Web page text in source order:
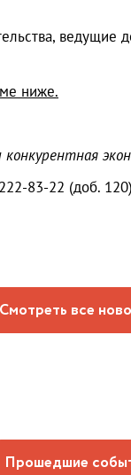
ведущие
ниже.
83-22 (доб.
Смотреть все
Прошедшие